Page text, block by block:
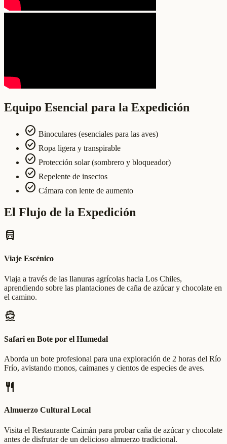
Equipo Esencial para la Expedición
check_circle Binoculares (esenciales para las aves)
check_circle Ropa ligera y transpirable
check_circle Protección solar (sombrero y bloqueador)
check_circle Repelente de insectos
check_circle Cámara con lente de aumento
El Flujo de la Expedición
directions_bus
Viaje Escénico
Viaja a través de las llanuras agrícolas hacia Los Chiles,
aprendiendo sobre las plantaciones de caña de azúcar y chocolate en
el camino.
directions_boat
Safari en Bote por el Humedal
Aborda un bote profesional para una exploración de 2 horas del Río
Frío, avistando monos, caimanes y cientos de especies de aves.
restaurant
Almuerzo Cultural Local
Visita el Restaurante Caimán para probar caña de azúcar y chocolate
antes de disfrutar de un delicioso almuerzo tradicional.